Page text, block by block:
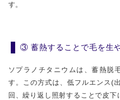
す。
③ 蓄熱することで毛を生
ソプラノチタニウムは、蓄熱脱
す。この方式は、低フルエンス(
回、繰り返し照射することで皮